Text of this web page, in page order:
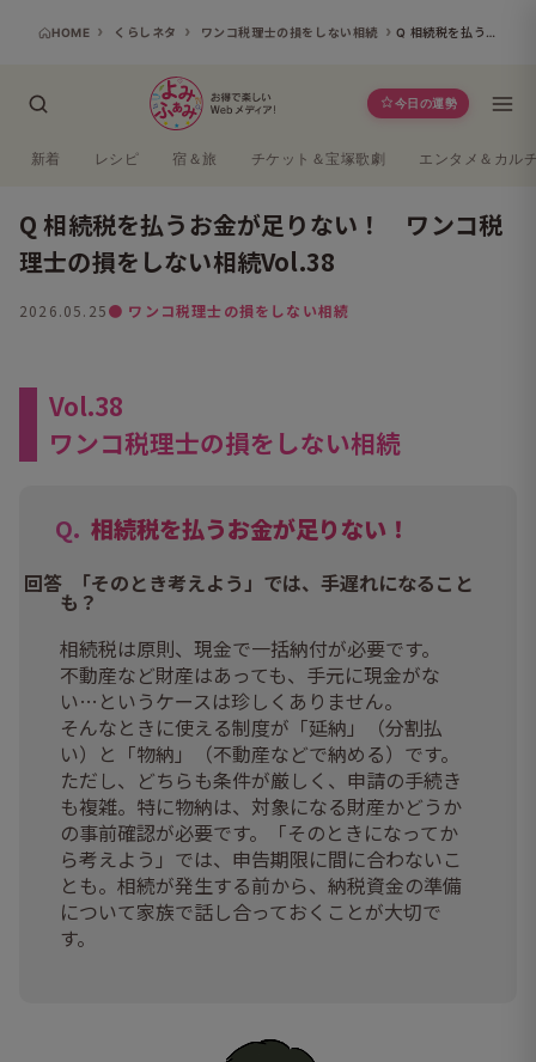
HOME くらしネタ ワンコ税理士の損をしない相続 Q 相続税を払うお金が足りない！ ワンコ税理士の損をしない相続Vol.38
今日の運勢
新着 レシピ 宿＆旅 チケット＆宝塚歌劇 エンタメ＆カル
Q 相続税を払うお金が足りない！ ワンコ税
理士の損をしない相続Vol.38
2026.05.25● ワンコ税理士の損をしない相続
Vol.38
ワンコ税理士の損をしない相続
相続税を払うお金が足りない！
「そのとき考えよう」では、手遅れになること
も？
相続税は原則、現金で一括納付が必要です。
不動産など財産はあっても、手元に現金がな
い…というケースは珍しくありません。
そんなときに使える制度が「延納」（分割払
い）と「物納」（不動産などで納める）です。
ただし、どちらも条件が厳しく、申請の手続き
も複雑。特に物納は、対象になる財産かどうか
の事前確認が必要です。「そのときになってか
ら考えよう」では、申告期限に間に合わないこ
とも。相続が発生する前から、納税資金の準備
について家族で話し合っておくことが大切で
す。